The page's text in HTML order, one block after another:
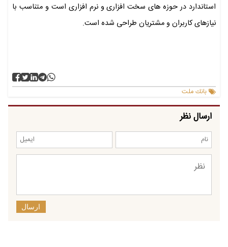
استاندارد در حوزه های سخت افزاری و نرم افزاری است و متناسب با
نیازهای کاربران و مشتریان طراحی شده است.
بانك ملت
ارسال نظر
ارسال